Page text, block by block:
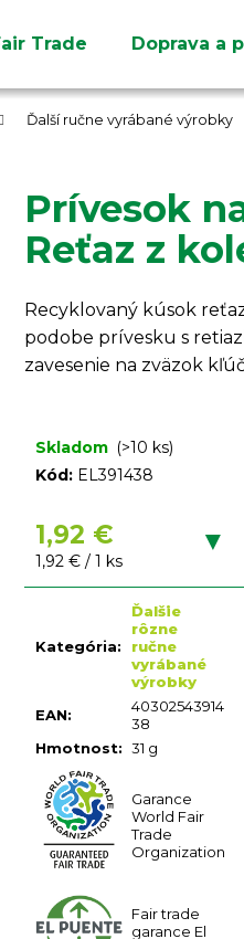
Trade Doprava a
Ďalší ručne vyrábané výrobky
Prívesok
Reťaz z
Recyklovaný kúsok
podobe prívesku s
zavesenie na zväzok
Skladom (>10 ks)
Kód: EL391438
1,92 €
Jednotková
cena:
1,92 € / 1 ks
Kategória:
Ďalšie
rôzne
ručne
vyrábané
výrobky
EAN:
40302543914
38
Hmotnost: 31 g
Garance
World Fair
Trade
Organization
Fair trade
garance El
Čo